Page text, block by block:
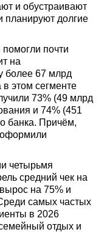
и обустраивают
планируют долгие
почти
на
более 67 млрд
этом сегменте
73% (49 млрд
и 74% (451
банка. Причём,
четырьмя
средний чек на
на 75% и
самых частых
в 2026
отдых и